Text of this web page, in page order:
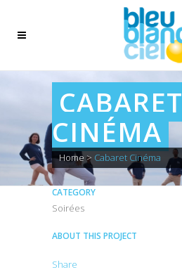
CABARET
CINÉMA
Home > Cabaret Cinéma
CATEGORY
Soirées
ABOUT THIS PROJECT
Share